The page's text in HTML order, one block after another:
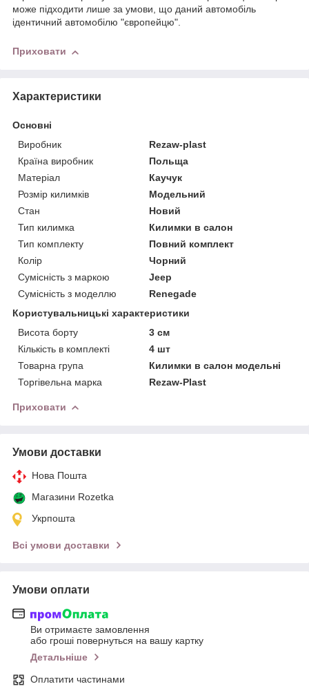
може підходити лише за умови, що даний автомобіль
ідентичний автомобілю "європейцю".
Приховати
Характеристики
Основні
Виробник
Rezaw-plast
Країна виробник
Польща
Матеріал
Каучук
Розмір килимків
Модельний
Стан
Новий
Тип килимка
Килимки в салон
Тип комплекту
Повний комплект
Колір
Чорний
Сумісність з маркою
Jeep
Сумісність з моделлю
Renegade
Користувальницькі характеристики
Висота борту
3 см
Кількість в комплекті
4 шт
Товарна група
Килимки в салон модельні
Торгівельна марка
Rezaw-Plast
Приховати
Умови доставки
Нова Пошта
Магазини Rozetka
Укрпошта
Всі умови доставки
Умови оплати
Ви отримаєте замовлення
або гроші повернуться на вашу картку
Детальніше
Оплатити частинами